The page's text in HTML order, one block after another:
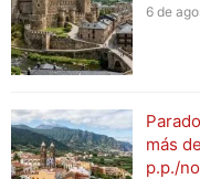
6 de
más
p.p./